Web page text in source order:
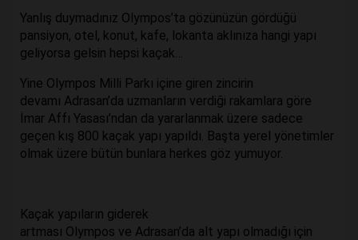
Yanlış duymadınız Olympos’ta gözünüzün gördüğü
pansiyon, otel, konut, kafe, lokanta aklınıza hangi yapı
geliyorsa gelsin hepsi kaçak…
Yine Olympos Milli Parkı içine giren zincirin
devamı Adrasan’da uzmanların verdiği rakamlara göre
İmar Affı Yasası’ndan da yararlanmak üzere sadece
geçen kış 800 kaçak yapı yapıldı. Başta yerel yönetimler
olmak üzere bütün bunlara herkes göz yumuyor.
Kaçak yapıların giderek
artması Olympos ve Adrasan’da alt yapı olmadığı için